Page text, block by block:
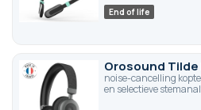
End of life
Orosound Tilde
noise-cancelling
en selectieve